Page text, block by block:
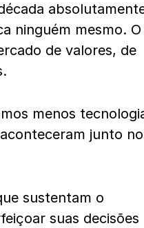
ninguém mesmo. O
de valores, de
menos
junto no
sustentam o
suas decisões